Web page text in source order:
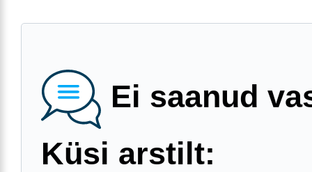
Ei saanud
Küsi arstilt: